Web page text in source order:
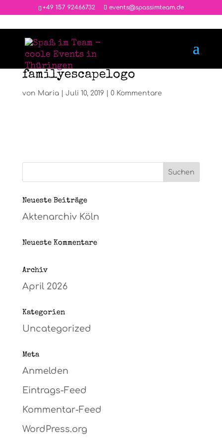
‭+49 157 92466732 events@spassimteam.de
familyescapelogo
von Maria| Juli 10, 2019| 0 Kommentare
Neueste Beiträge
Aktenarchiv Köln
Neueste Kommentare
Archiv
April 2026
Kategorien
Uncategorized
Meta
Anmelden
Eintrags-Feed
Kommentar-Feed
WordPress.org